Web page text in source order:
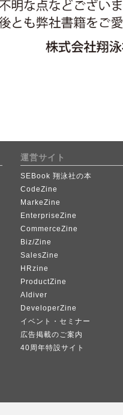
運営サイト
SEBook 翔泳社の本
CodeZine
MarkeZine
EnterpriseZine
CommerceZine
Biz/Zine
SalesZine
HRzine
ProductZine
AIdiver
DeveloperZine
イベント・セミナー
広告掲載のご案内
40周年特設サイト